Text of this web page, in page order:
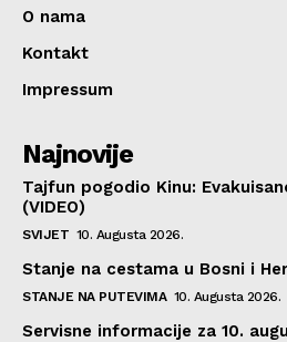
O nama
Kontakt
Impressum
Najnovije
Tajfun pogodio Kinu:
(VIDEO)
SVIJET 10. Augusta 2026.
Stanje na cestama u Bosni i
STANJE NA PUTEVIMA 10. Augusta 2026.
Servisne informacije za 10.